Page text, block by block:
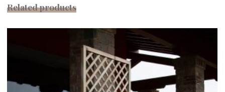
Related products